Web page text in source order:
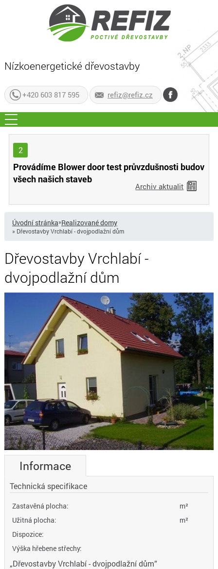
Nízkoenergetické dřevostavby
+420 603 817 595 refiz@refiz.cz
2
Provádíme Blower door test průvzdušnosti budov
všech našich staveb
Archiv aktualit
Úvodní stránka»Realizované domy
» Dřevostavby Vrchlabí - dvojpodlažní dům
Dřevostavby Vrchlabí -
dvojpodlažní dům
Informace
Technická specifikace
Zastavěná plocha:
m²
Užitná plocha:
m²
Dispozice:
Výška hřebene střechy:
„Dřevostavby Vrchlabí - dvojpodlažní dům”